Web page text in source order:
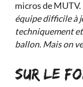
micros de MUTV.
équipe difficile à
techniquement
ballon. Mais on
SUR LE